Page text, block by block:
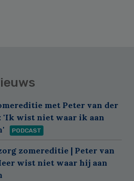
met Peter van der
'Ik wist niet waar ik aan
PODCAST
zomereditie | Peter van
wist niet waar hij aan